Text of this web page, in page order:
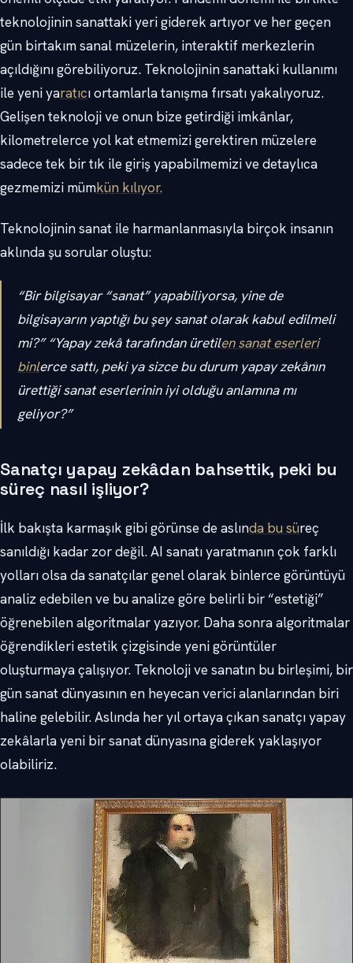
teknolojinin sanattaki yeri giderek artıyor ve her geçen
gün birtakım sanal müzelerin, interaktif merkezlerin
açıldığını görebiliyoruz. Teknolojinin sanattaki kullanımı
ile yeni yaratıcı ortamlarla tanışma fırsatı yakalıyoruz.
Gelişen teknoloji ve onun bize getirdiği imkânlar,
kilometrelerce yol kat etmemizi gerektiren müzelere
sadece tek bir tık ile giriş yapabilmemizi ve detaylıca
gezmemizi mümkün kılıyor.
Teknolojinin sanat ile harmanlanmasıyla birçok insanın
aklında şu sorular oluştu:
“Bir bilgisayar “sanat” yapabiliyorsa, yine de
bilgisayarın yaptığı bu şey sanat olarak kabul edilmeli
mi?” “Yapay zekâ tarafından üretilen sanat eserleri
binlerce sattı, peki ya sizce bu durum yapay zekânın
ürettiği sanat eserlerinin iyi olduğu anlamına mı
geliyor?”
Sanatçı yapay zekâdan bahsettik, peki bu
süreç nasıl işliyor?
İlk bakışta karmaşık gibi görünse de aslında bu süreç
sanıldığı kadar zor değil. AI sanatı yaratmanın çok farklı
yolları olsa da sanatçılar genel olarak binlerce görüntüyü
analiz edebilen ve bu analize göre belirli bir “estetiği”
öğrenebilen algoritmalar yazıyor. Daha sonra algoritmalar
öğrendikleri estetik çizgisinde yeni görüntüler
oluşturmaya çalışıyor. Teknoloji ve sanatın bu birleşimi, bir
gün sanat dünyasının en heyecan verici alanlarından biri
haline gelebilir. Aslında her yıl ortaya çıkan sanatçı yapay
zekâlarla yeni bir sanat dünyasına giderek yaklaşıyor
olabiliriz.